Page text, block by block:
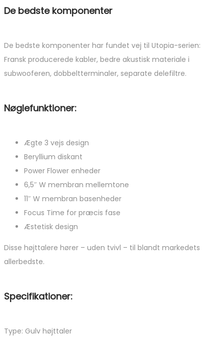
De bedste komponenter
De bedste komponenter har fundet vej til Utopia-serien:
Fransk producerede kabler, bedre akustisk materiale i
subwooferen, dobbeltterminaler, separate delefiltre.
Nøglefunktioner:
Ægte 3 vejs design
Beryllium diskant
Power Flower enheder
6,5″ W membran mellemtone
11″ W membran basenheder
Focus Time for præcis fase
Æstetisk design
Disse højttalere hører – uden tvivl – til blandt markedets
allerbedste.
Specifikationer:
Type: Gulv højttaler